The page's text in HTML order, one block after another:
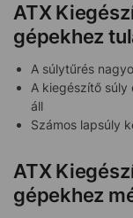
ATX
gépekhez
A súlytűrés
A kiegészítő
áll
Számos lapsúly
ATX
gépekhez